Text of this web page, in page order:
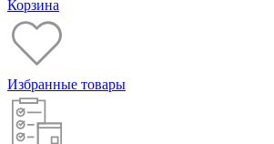
Корзина
Избранные товары